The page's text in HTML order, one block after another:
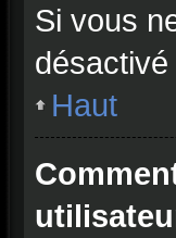
Si vous
Haut